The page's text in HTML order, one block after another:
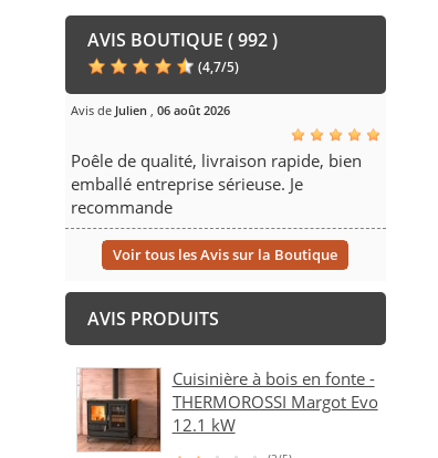
AVIS BOUTIQUE ( 992 )
(4,7/5)
Avis de Julien, 06 août 2026
Poêle de qualité, livraison rapide, bien
emballé entreprise sérieuse. Je
recommande
Voir tous les Avis sur la Boutique
AVIS PRODUITS
Cuisinière à bois en fonte -
THERMOROSSI Margot Evo
12.1 kW